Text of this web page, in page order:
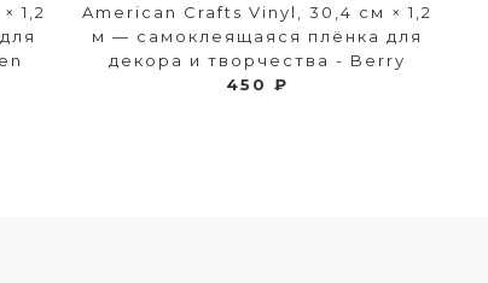
1,2
American Crafts Vinyl, 30,4 см × 1,2
м — самоклеящаяся плёнка для
декора и творчества - Berry
450 ₽